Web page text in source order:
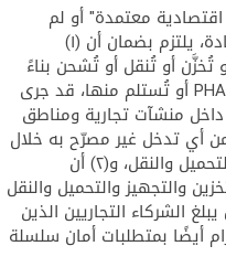
معتمدة" أو لم
يتقدّم بطلب الحصول على هذه الشهادة، يلتزم بضمان أن (١)
تُخزَّن أو تُنقل أو تُشحن بناءً
على طلب PHAG، أو التي تُسلَّم إلى PHAG أو تُستلم منها، قد جرى
داخل منشآت تجارية ومناطق
أي تدخل غير مصرّح به خلال
كل مراحل الإنتاج والتخزين والتجهيز والتحميل والنقل، و(٢) أن
والتجهيز والتحميل والنقل
والموثوقية، و(٣) أن يبلغ الشركاء التجاريين الذين
أيضًا بمتطلبات أمان سلسلة